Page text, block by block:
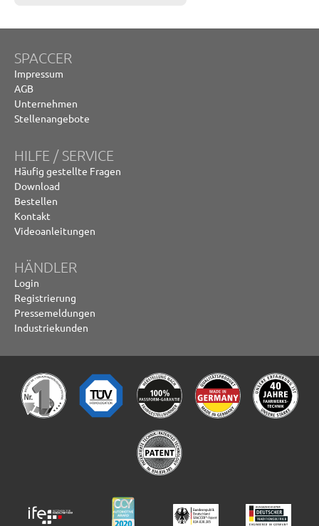
SPACCER
Impressum
AGB
Unternehmen
Stellenangebote
HILFE / SERVICE
Häufig gestellte Fragen
Download
Bestellen
Kontakt
Videoanleitungen
HÄNDLER
Login
Registrierung
Pressemeldungen
Industriekunden